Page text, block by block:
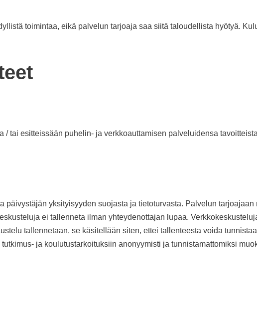
toimintaa, eikä palvelun tarjoaja saa siitä taloudellista hyötyä.
/ tai esitteissään puhelin- ja verkkoauttamisen palveluidensa
päivystäjän yksityisyyden suojasta ja tietoturvasta. Palvelun
ei tallenneta ilman yhteydenottajan lupaa.
tallennetaan, se käsitellään siten, ettei tallenteesta voida
ja koulutustarkoituksiin anonyymisti ja tunnistamattomiksi